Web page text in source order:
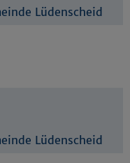
Lüdenscheid
Lüdenscheid